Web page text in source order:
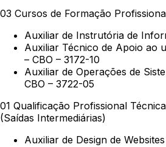
03 Cursos de Formação
Auxiliar de Instrutória de
Auxiliar Técnico de Apoio ao
– CBO – 3172-10
Auxiliar de Operações de
CBO – 3722-05
01 Qualificação Profissional
(Saídas Intermediárias)
Auxiliar de Design de